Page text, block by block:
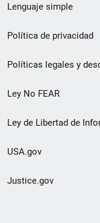
de
pie
de
página
Lenguaje simple
Política de privacidad
Políticas legales y
Ley No FEAR
Ley de Libertad de
USA.gov
Justice.gov